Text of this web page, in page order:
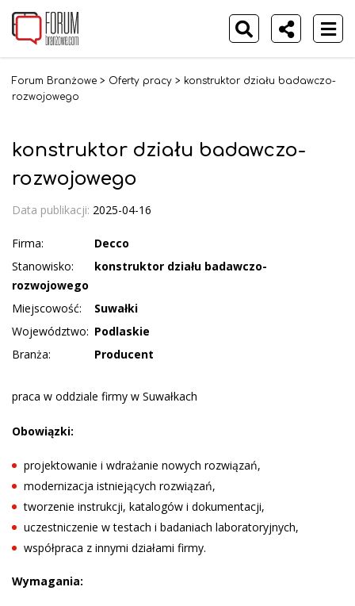
Forum Branżowe > Oferty pracy > konstruktor działu badawczo-
rozwojowego
konstruktor działu badawczo-
rozwojowego
Data publikacji: 2025-04-16
Firma:
Decco
Stanowisko:
konstruktor działu badawczo-
rozwojowego
Miejscowość:
Suwałki
Województwo: Podlaskie
Branża:
Producent
praca w oddziale firmy w Suwałkach
Obowiązki:
projektowanie i wdrażanie nowych rozwiązań,
modernizacja istniejących rozwiązań,
tworzenie instrukcji, katalogów i dokumentacji,
uczestniczenie w testach i badaniach laboratoryjnych,
współpraca z innymi działami firmy.
Wymagania: